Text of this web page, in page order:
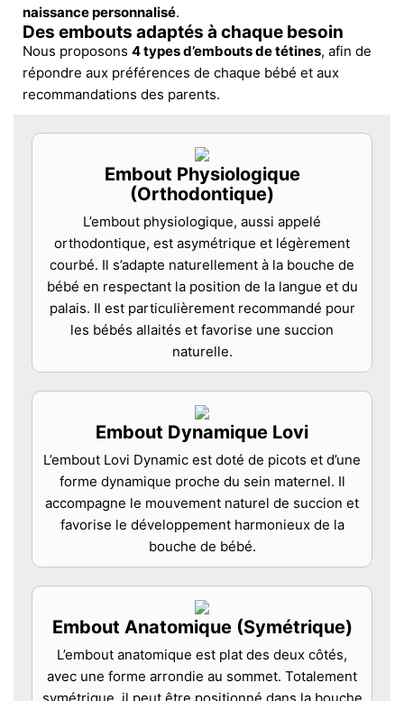
naissance personnalisé.
Des embouts adaptés à chaque besoin
Nous proposons 4 types d’embouts de tétines, afin de
répondre aux préférences de chaque bébé et aux
recommandations des parents.
Embout Physiologique
(Orthodontique)
L’embout physiologique, aussi appelé
orthodontique, est asymétrique et légèrement
courbé. Il s’adapte naturellement à la bouche de
bébé en respectant la position de la langue et du
palais. Il est particulièrement recommandé pour
les bébés allaités et favorise une succion
naturelle.
Embout Dynamique Lovi
L’embout Lovi Dynamic est doté de picots et d’une
forme dynamique proche du sein maternel. Il
accompagne le mouvement naturel de succion et
favorise le développement harmonieux de la
bouche de bébé.
Embout Anatomique (Symétrique)
L’embout anatomique est plat des deux côtés,
avec une forme arrondie au sommet. Totalement